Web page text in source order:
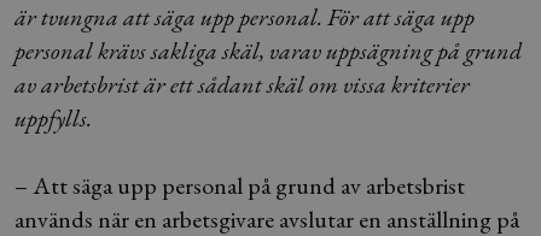
är tvungna att säga upp personal. För att säga upp
personal krävs sakliga skäl, varav uppsägning på grund
av arbetsbrist är ett sådant skäl om vissa kriterier
uppfylls.
– Att säga upp personal på grund av arbetsbrist
används när en arbetsgivare avslutar en anställning på